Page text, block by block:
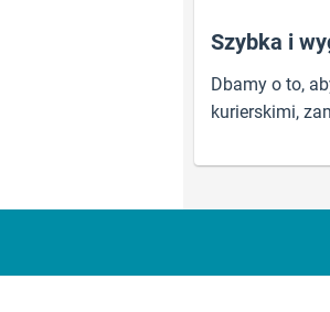
Szybka i
Dbamy o to,
kurierskimi,